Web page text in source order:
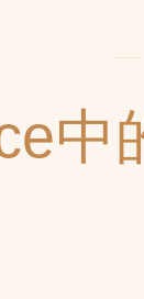
中